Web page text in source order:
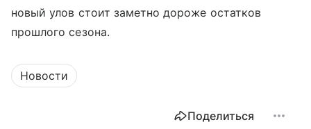
новый улов стоит заметно дороже остатков
прошлого сезона.
Новости
Поделиться